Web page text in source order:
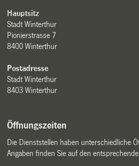
Hauptsitz
Stadt Winterthur
Pionierstrasse 7
8400 Winterthur
Postadresse
Stadt Winterthur
8403 Winterthur
Öffnungszeiten
Die Dienststellen haben unterschiedliche
Angaben finden Sie auf den